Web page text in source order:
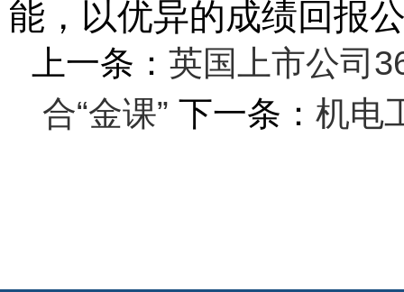
能，以优异的成绩回报
上一条： 英国上市公司
合“金课” 下一条： 机电